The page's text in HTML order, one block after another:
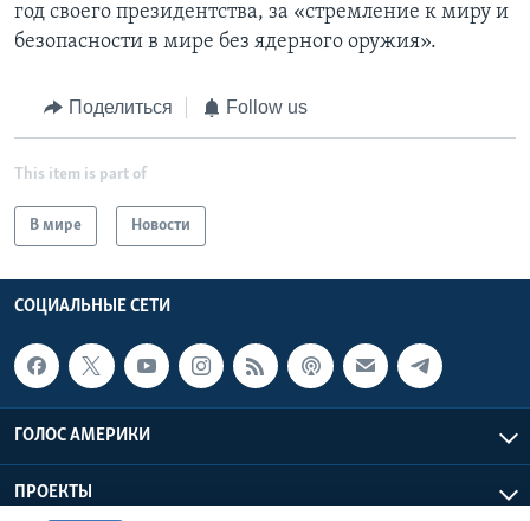
год своего президентства, за «стремление к миру и
безопасности в мире без ядерного оружия».
Поделиться Follow us
This item is part of
В мире Новости
СОЦИАЛЬНЫЕ СЕТИ
ГОЛОС АМЕРИКИ
ПРОЕКТЫ